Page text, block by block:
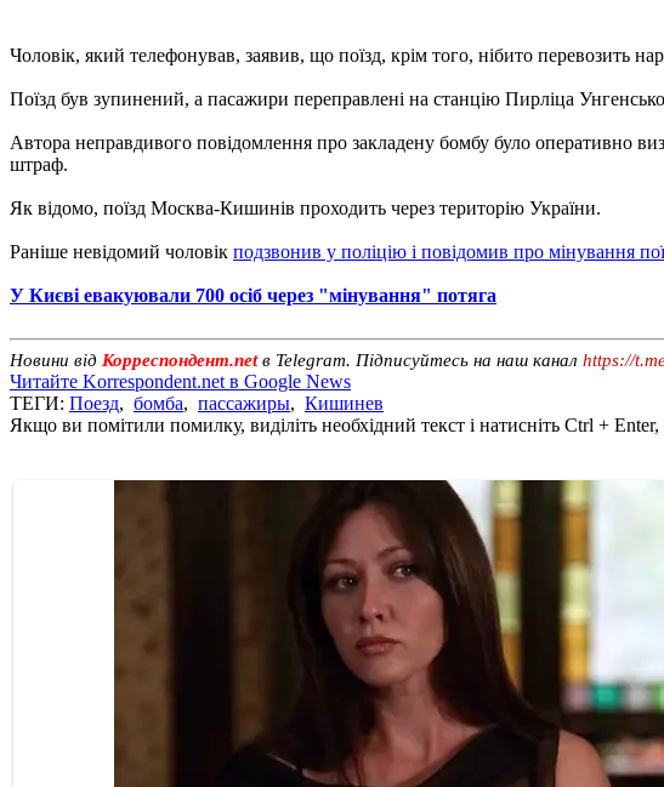
Чоловік, який телефонував, заявив, що поїзд, крім того, нібито перевозить
Поїзд був зупинений, а пасажири переправлені на станцію Пирліца
Автора неправдивого повідомлення про закладену бомбу було оперативно
штраф.
Як відомо, поїзд Москва-Кишинів проходить через територію України.
Раніше невідомий чоловік подзвонив у поліцію і повідомив про мінування
У Києві евакуювали 700 осіб через "мінування" потяга
Новини від Корреспондент.netв Telegram. Підписуйтесь на наш канал https://
Читайте Korrespondent.net в Google News
ТЕГИ: Поезд, бомба, пассажиры, Кишинев
Якщо ви помітили помилку, виділіть необхідний текст і натисніть Ctrl +